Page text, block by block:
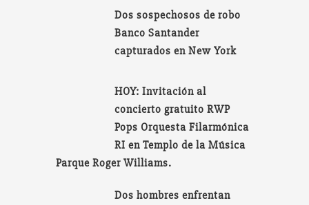
Dos sospechosos de robo
Banco Santander
capturados en New York
HOY: Invitación al
concierto gratuito RWP
Pops Orquesta Filarmónica
RI en Templo de la Música
Parque Roger Williams.
Dos hombres enfrentan